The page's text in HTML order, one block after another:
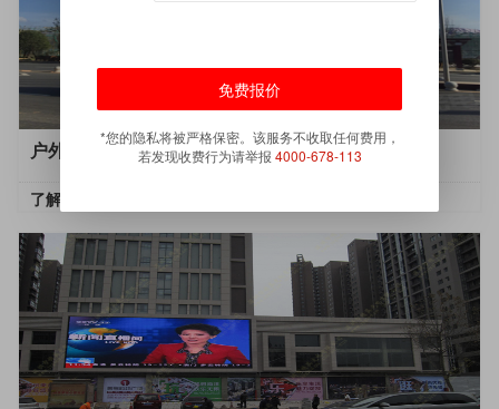
户外P8高清全彩LED显示屏-贵州铜仁
了解更多
*您的隐私将被严格保密。该服务不收取任何费用，
若发现收费行为请举报 4000-678-113